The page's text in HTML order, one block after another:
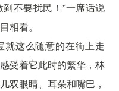
不要扰民！”一席话说
相看。
就这么随意的在街上走
受着它此时的繁华，林
双眼睛、耳朵和嘴巴，